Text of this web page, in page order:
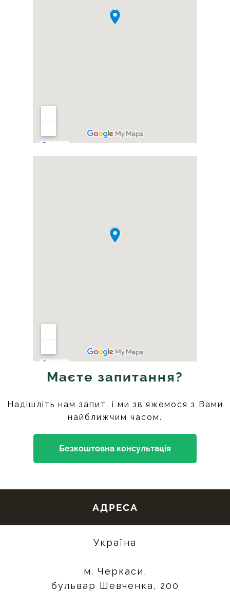
Маєте запитання?
Надішліть нам запит, і ми зв’яжемося з Вами
найближчим часом.
Безкоштовна консультація
АДРЕСА
Україна
м. Черкаси,
бульвар Шевченка, 200